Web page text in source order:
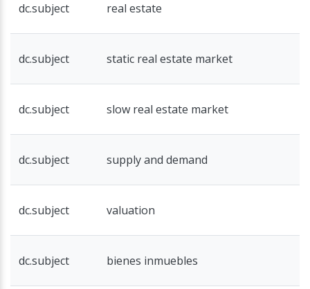
dc.subject real estate
dc.subject static real estate market
dc.subject slow real estate market
dc.subject supply and demand
dc.subject valuation
dc.subject bienes inmuebles